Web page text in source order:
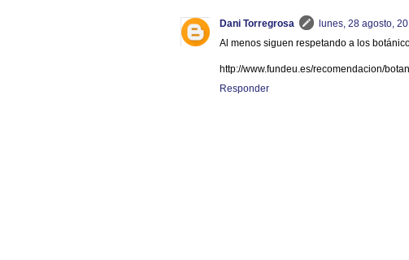
Dani Torregrosa
lunes, 28 agosto,
Al menos siguen respetando a los
http://www.fundeu.es/recomendacion/
Responder